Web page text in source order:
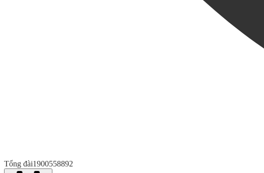
Tổng đài1900558892